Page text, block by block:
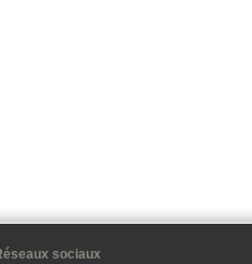
sociaux